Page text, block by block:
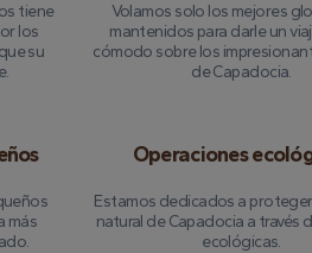
tiene
los
su
Volamos solo los mejores
mantenidos para darle un
cómodo sobre los
de Capadocia.
más
Operaciones
Estamos dedicados a
natural de Capadocia a través
ecológicas.